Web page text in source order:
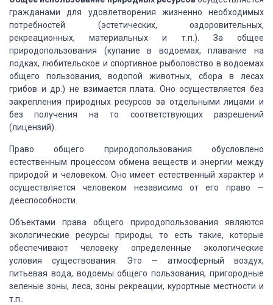
гражданами для удовлетворения жизненно необходимых
потребностей (эстетических, оздоровительных,
рекреационных, материальных и т.п.). За общее
природопользования (купание в водоемах, плавание на
лодках, любительское и спортивное рыболовство в водоемах
общего пользования, водопой животных, сбора в лесах
грибов и др.) не взимается плата. Оно осуществляется без
закрепления природных ресурсов за отдельными лицами и
без получения на то соответствующих разрешений
(лицензий).
Право общего природопользования обусловлено
естественным процессом обмена веществ и энергии между
природой и человеком. Оно имеет естественный характер и
осуществляется человеком независимо от его право —
дееспособности.
Объектами права общего природопользования являются
экологические ресурсы природы, то есть такие, которые
обеспечивают человеку определенные экологические
условия существования. Это — атмосферный воздух,
питьевая вода, водоемы общего пользования, пригородные
зеленые зоны, леса, зоны рекреации, курортные местности и
т.п..